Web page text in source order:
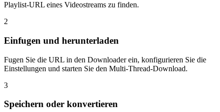
Playlist-URL eines Videostreams zu finden.
2
Einfugen und herunterladen
Fugen Sie die URL in den Downloader ein, konfigurieren Sie die
Einstellungen und starten Sie den Multi-Thread-Download.
3
Speichern oder konvertieren